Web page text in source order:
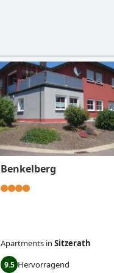
Benkelberg
Apartments in Sitzerath
9.5 Hervorragend